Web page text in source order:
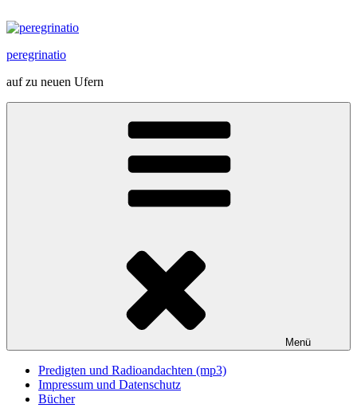
Inhalt
peregrinatio
auf zu neuen Ufern
Menü
Predigten und Radioandachten (mp3)
Impressum und Datenschutz
Bücher